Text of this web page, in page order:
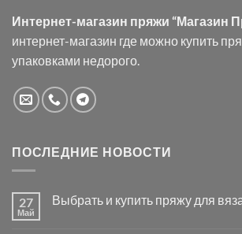
Интернет-магазин пряжи “Магазин
интернет-магазин где можно купить
упаковками недорого.
ПОСЛЕДНИЕ НОВОСТИ
27
Май
Выбрать и купить пряжу для